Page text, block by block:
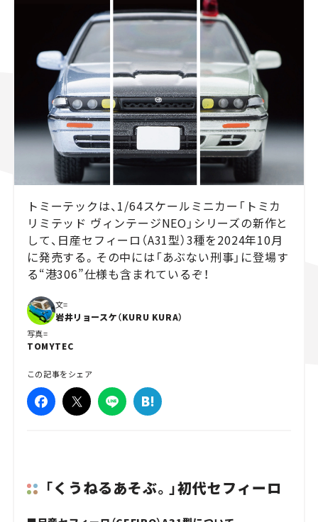
トミーテックは、1/64スケールミニカー「トミカ
リミテッド ヴィンテージNEO」シリーズの新作と
して、日産セフィーロ（A31型）3種を2024年10月
に発売する。その中には「あぶない刑事」に登場す
る“港306”仕様も含まれているぞ！
文=
岩井リョースケ（KURU KURA）
写真=
TOMYTEC
この記事をシェア
「くうねるあそぶ。」初代セフィーロ
Campaign
人気のハッシュタグ
スズキ ジムニー｜Suzuki Jimny
スズキ｜Suzuki
マツダ｜Mazda
マツダ ロードスター｜Mazda Roadster